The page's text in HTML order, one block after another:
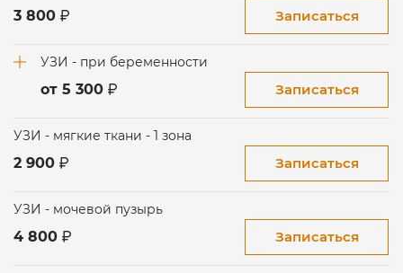
3 800 Записаться
УЗИ - при беременности
от 5 300 Записаться
УЗИ - мягкие ткани - 1 зона
2 900 Записаться
УЗИ - мочевой пузырь
4 800 Записаться